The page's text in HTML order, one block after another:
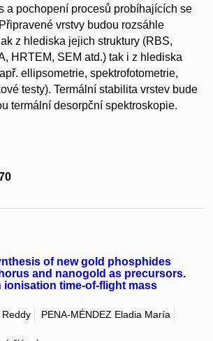
a pochopení procesů probíhajících se
vrstvy budou rozsáhle
z hlediska jejich struktury (RBS,
HRTEM, SEM atd.) tak i z hlediska
ellipsometrie, spektrofotometrie,
testy). Termální stabilita vrstev bude
termální desorpční spektroskopie.
of new gold phosphides
and nanogold as precursors.
ionisation time-of-flight mass
Reddy
PENA-MÉNDEZ Eladia María